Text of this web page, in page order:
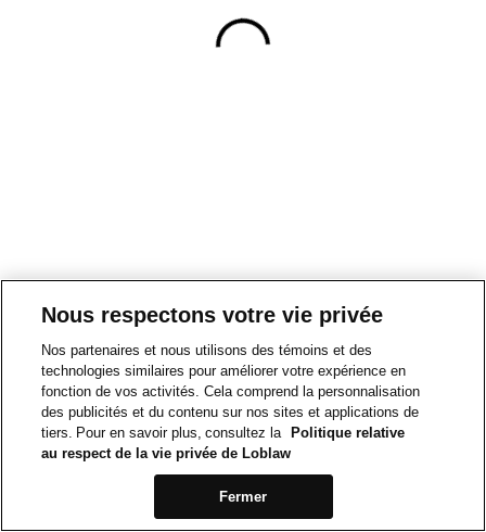
Nous respectons votre vie privée
Nos partenaires et nous utilisons des témoins et des
technologies similaires pour améliorer votre expérience en
fonction de vos activités. Cela comprend la personnalisation
des publicités et du contenu sur nos sites et applications de
tiers. Pour en savoir plus, consultez la
Politique relative
au respect de la vie privée de Loblaw
Fermer